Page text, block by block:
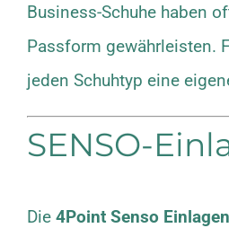
Business-Schuhe haben
Passform gewährleisten.
jeden Schuhtyp eine
SENSO-
Die 4Point Senso Einlagen